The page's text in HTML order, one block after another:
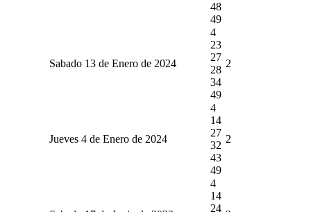
48
49
Sabado 13 de Enero de 2024
4
23
27
28
34
49
2
Jueves 4 de Enero de 2024
4
14
27
32
43
49
2
4
14
24